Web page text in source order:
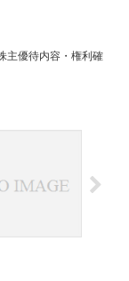
主優待内容・権利確